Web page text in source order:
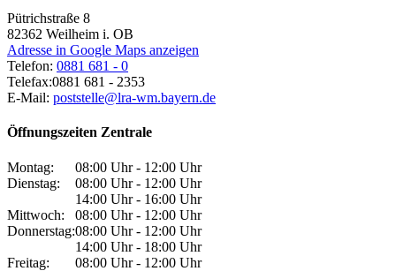
Pütrichstraße 8
82362 Weilheim i. OB
Adresse in Google Maps anzeigen
Telefon: 0881 681 - 0
Telefax:0881 681 - 2353
E-Mail: poststelle@lra-wm.bayern.de
Öffnungszeiten Zentrale
Montag:
08:00 Uhr - 12:00 Uhr
Dienstag:
08:00 Uhr - 12:00 Uhr
14:00 Uhr - 16:00 Uhr
Mittwoch:
08:00 Uhr - 12:00 Uhr
Donnerstag:08:00 Uhr - 12:00 Uhr
14:00 Uhr - 18:00 Uhr
Freitag:
08:00 Uhr - 12:00 Uhr